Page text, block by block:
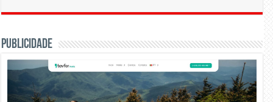
PUBLICIDADE